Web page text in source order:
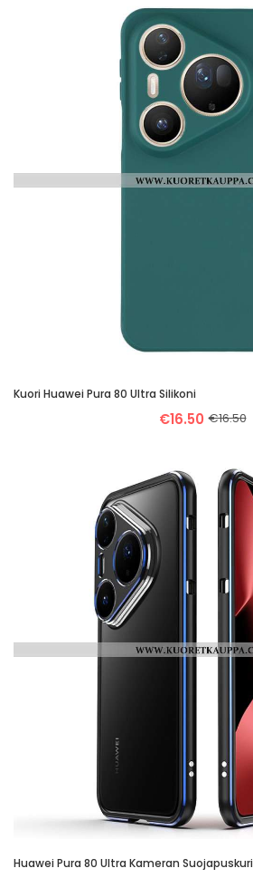
Kuori Huawei Pura 80 Ultra Silikoni
€16.50 €16.50
Huawei Pura 80 Ultra Kameran Suojapuskuri